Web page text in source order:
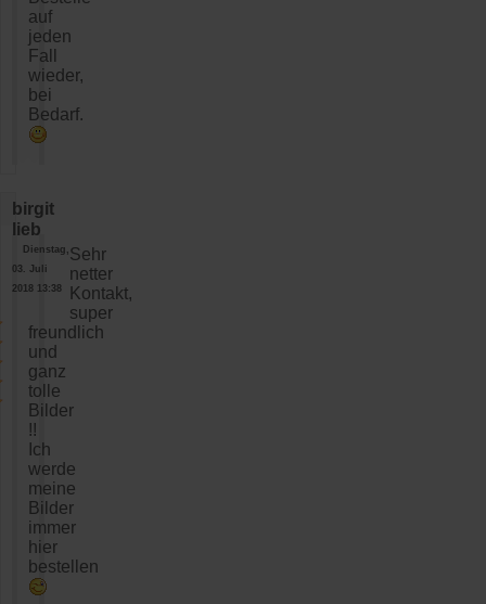
auf
jeden
Fall
wieder,
bei
Bedarf.
birgit
lieb
Dienstag,
03. Juli
2018 13:38
Sehr
netter
Kontakt,
super
freundlich
und
ganz
tolle
Bilder
!!
Ich
werde
meine
Bilder
immer
hier
bestellen